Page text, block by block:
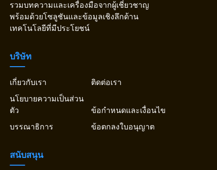
รวมบทความและเครื่องมือจากผู้เชี่ยวชาญ
พร้อมด้วยโซลูชันและข้อมูลเชิงลึกด้าน
เทคโนโลยีที่มีประโยชน์
บริษัท
เกี่ยวกับเรา
ติดต่อเรา
นโยบายความเป็นส่วน
ตัว
ข้อกำหนดและเงื่อนไข
บรรณาธิการ
ข้อตกลงใบอนุญาต
สนับสนุน